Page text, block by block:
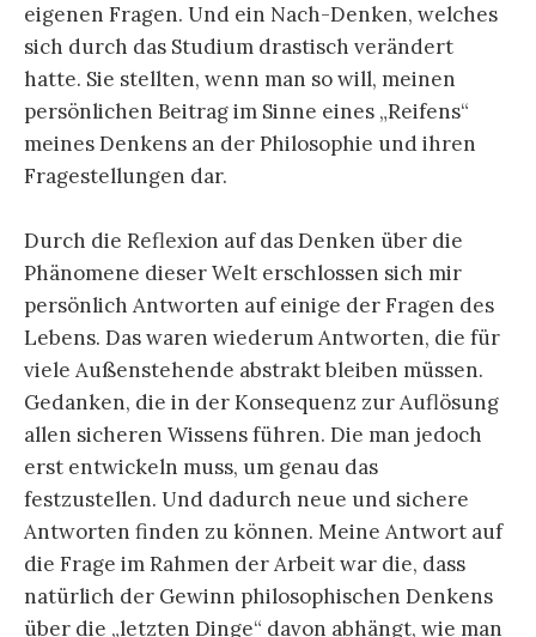
eigenen Fragen. Und ein Nach-Denken, welches
sich durch das Studium drastisch verändert
hatte. Sie stellten, wenn man so will, meinen
persönlichen Beitrag im Sinne eines „Reifens“
meines Denkens an der Philosophie und ihren
Fragestellungen dar.
Durch die Reflexion auf das Denken über die
Phänomene dieser Welt erschlossen sich mir
persönlich Antworten auf einige der Fragen des
Lebens. Das waren wiederum Antworten, die für
viele Außenstehende abstrakt bleiben müssen.
Gedanken, die in der Konsequenz zur Auflösung
allen sicheren Wissens führen. Die man jedoch
erst entwickeln muss, um genau das
festzustellen. Und dadurch neue und sichere
Antworten finden zu können. Meine Antwort auf
die Frage im Rahmen der Arbeit war die, dass
natürlich der Gewinn philosophischen Denkens
über die „letzten Dinge“ davon abhängt, wie man